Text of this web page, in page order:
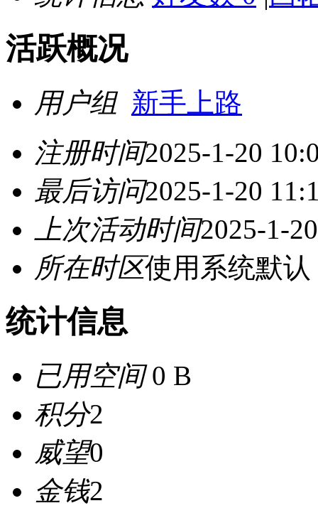
活跃概况
用户组 新手上路
注册时间2025-1-20
最后访问2025-1-20
上次活动时间2025-1-
所在时区使用系统默认
统计信息
已用空间0 B
积分2
威望0
金钱2